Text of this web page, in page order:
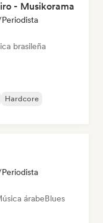
- Musikorama
brasileña
Hardcore
árabeBlues